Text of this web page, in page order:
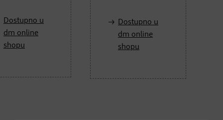
Dostupno u
dm online
shopu
Dostupno u
dm online
shopu